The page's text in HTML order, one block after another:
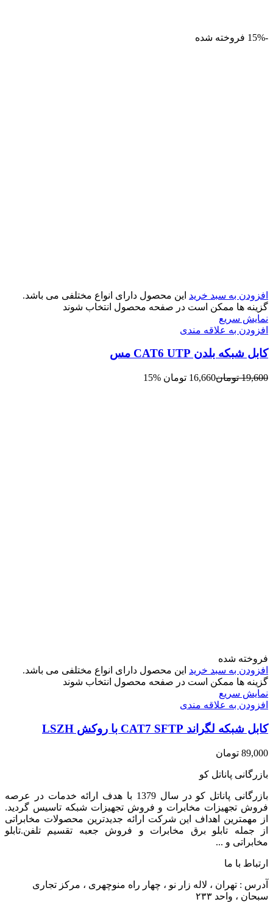
-15% فروخته شده
افزودن به سبد خرید این محصول دارای انواع مختلفی می باشد.
گزینه ها ممکن است در صفحه محصول انتخاب شوند
نمایش سریع
افزودن به علاقه مندی
کابل شبکه بلدن CAT6 UTP مس
19,600 تومان16,660 تومان 15%
فروخته شده
افزودن به سبد خرید این محصول دارای انواع مختلفی می باشد.
گزینه ها ممکن است در صفحه محصول انتخاب شوند
نمایش سریع
افزودن به علاقه مندی
کابل شبکه لگراند CAT7 SFTP با روکش LSZH
89,000 تومان
بازرگانی پاناتل کو
بازرگانی پاناتل کو در سال 1379 با هدف ارائه خدمات در عرصه
فروش تجهیزات مخابرات و فروش تجهیزات شبکه تاسیس گردید.
از مهمترین اهداف این شرکت ارائه جدیدترین محصولات مخابراتی
از جمله تابلو برق مخابرات و فروش جعبه تقسیم تلفن.تابلو
مخابراتی و ...
ارتباط با ما
آدرس : تهران ، لاله زار نو ، چهار راه منوچهری ، مرکز تجاری
سبحان ، واحد ۲۳۳